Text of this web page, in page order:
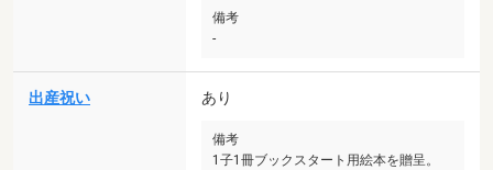
備考
-
出産祝い あり
備考
1子1冊ブックスタート用絵本を贈呈。